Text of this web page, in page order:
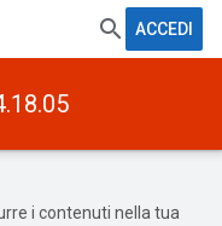
ACCEDI
i contenuti nella tua